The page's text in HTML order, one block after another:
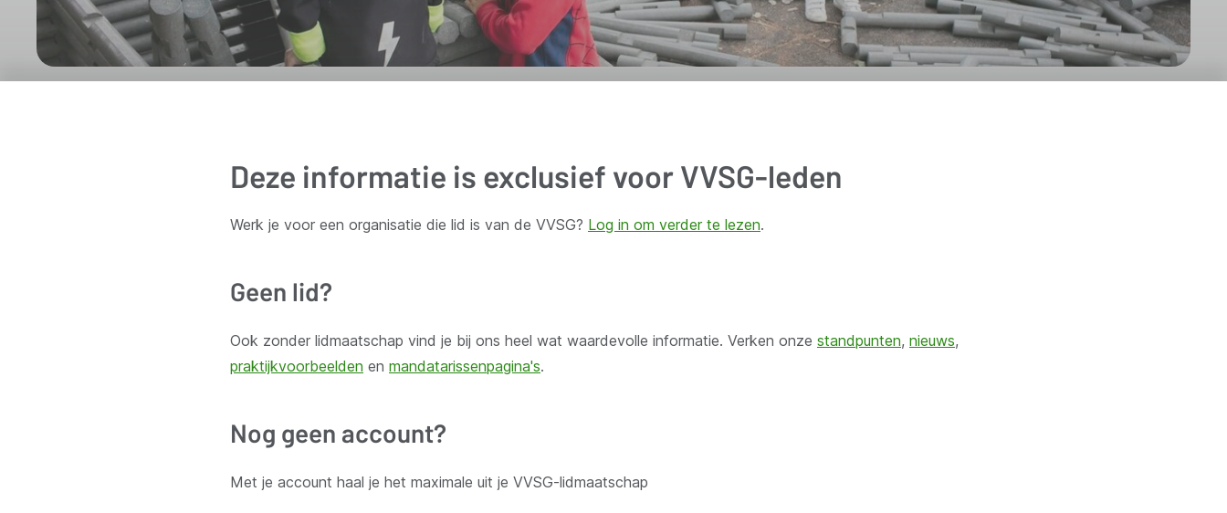
Deze informatie is exclusief voor VVSG-leden
Werk je voor een organisatie die lid is van de VVSG? Log in om verder te lezen.
Geen lid?
Ook zonder lidmaatschap vind je bij ons heel wat waardevolle informatie. Verken onze standpunten, nieuws,
praktijkvoorbeelden en mandatarissenpagina's.
Nog geen account?
Met je account haal je het maximale uit je VVSG-lidmaatschap
Ontvang wekelijks updates van de VVSG
Thema's
Bestuur en organisatie
Kennisgroepen